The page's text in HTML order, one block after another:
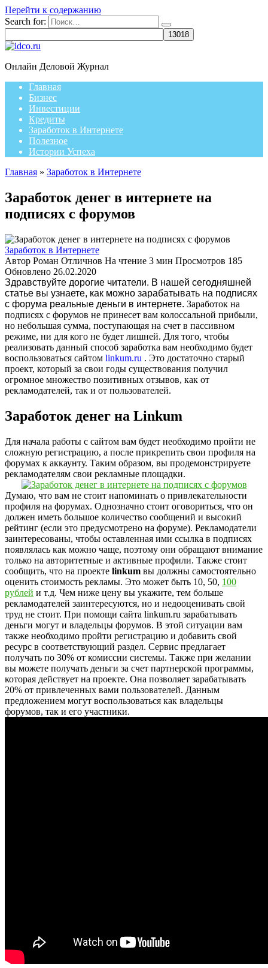
Перейти к содержанию
Search for:
Онлайн Деловой Журнал
Главная
Бизнес
Инвестиции
Кредиты
Заработок в Интернете
Полезное
Истории Успеха
Главная » Заработок в Интернете
Заработок денег в интернете на
подписях с форумов
Заработок в Интернете
Автор Роман Отличнов На чтение 3 мин Просмотров 185
Обновлено 26.02.2020
Здравствуйте дорогие читатели. В нашей сегодняшней
статье вы узнаете, как можно зарабатывать на подписях
с форума реальные деньги в интернете. Заработок на
подписях с форумов не принесет вам колоссальной прибыли,
но небольшая сумма, поступающая на счет в пассивном
режиме, ни для кого не будет лишней. Для того, чтобы
реализовать данный способ заработка вам необходимо будет
воспользоваться сайтом linkum.ru . Это достаточно старый
проект, который за свои годы существования получил
огромное множество позитивных отзывов, как от
рекламодателей, так и от пользователей.
Заработок денег на Linkum
Для начала работы с сайтом вам будет необходимо пройти не
сложную регистрацию, а после прикрепить свои профиля на
форумах к аккаунту. Таким образом, вы продемонстрируете
рекламодателям свои рекламные площадки.
Думаю, что вам не стоит напоминать о привлекательности
профиля на форумах. Однозначно стоит оговориться, что он
должен иметь большое количество сообщений и высокий
рейтинг (если это предусмотрено на форуме). Рекламодатели
заинтересованы, чтобы оставленная ими ссылка в подписях
появлялась как можно чаще, поэтому они обращают внимание
только на авторитетные и активные профили. Также стоит
сообщить, что на проекте linkum вы должны самостоятельно
оценить стоимость рекламы. Это может быть 10, 50, 100
рублей и т.д. Чем ниже цену вы укажите, тем больше
рекламодателей заинтересуются, но и недооценивать свой
труд не стоит. При помощи сайта linkum.ru зарабатывать
деньги могут и владельцы форумов. В этой ситуации вам
также необходимо пройти регистрацию и добавить свой
ресурс в соответствующий раздел. Сервис предлагает
получать по 30% от комиссии системы. Также при желании
вы можете получать деньги за счет партнерской программы,
которая действует на проекте. Она позволяет зарабатывать
20% от привлеченных вами пользователей. Данным
предложением могут воспользоваться как владельцы
форумов, так и его участники.